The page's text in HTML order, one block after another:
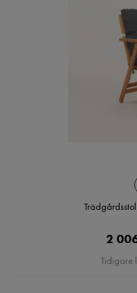
2
Tidigare